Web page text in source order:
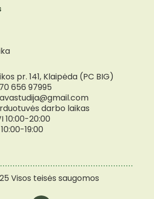
pr. 141, Klaipėda (PC BIG)
656 97995
darbo laikas
10:00-20:00
19:00
Visos teisės saugomos